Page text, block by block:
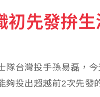
第二階段判斷出爐 財務
熱潮 日本新人排隊登記結
初先發拚
隊台灣投手孫易磊，
夠投出超越前2次先發